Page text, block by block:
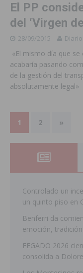
El PP
del ‘Virgen
28/09/2015
«El mismo día que
acabaría pasando
de la gestión del
absolutamente
1 2 »
Controlado un
un quinto piso en
Benferri da
emoción,
FEGADO 2026
consolida a